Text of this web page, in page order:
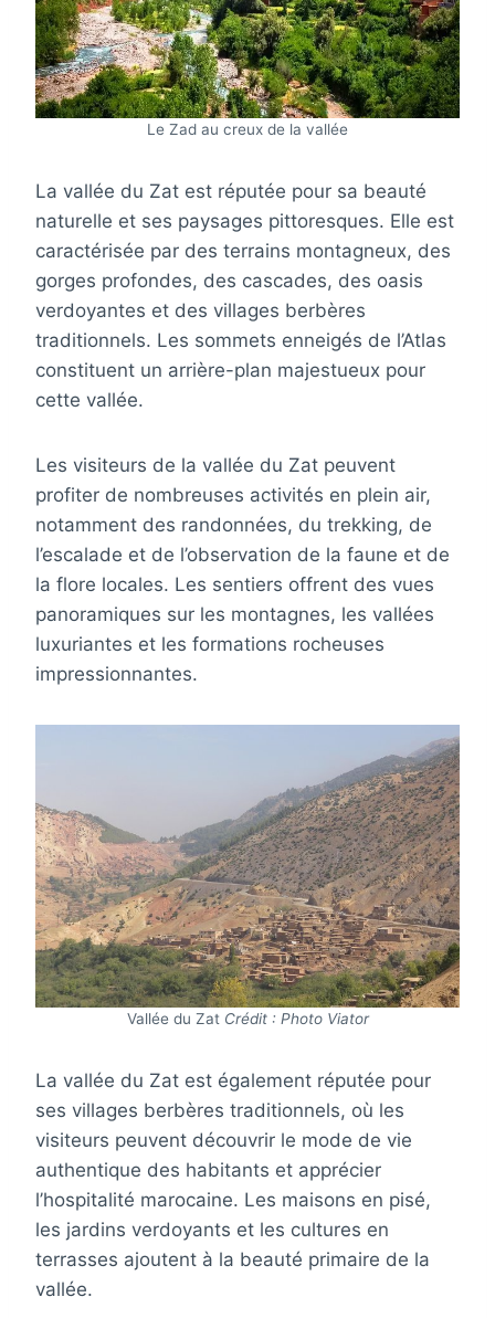
Le Zad au creux de la vallée
La vallée du Zat est réputée pour sa beauté
naturelle et ses paysages pittoresques. Elle est
caractérisée par des terrains montagneux, des
gorges profondes, des cascades, des oasis
verdoyantes et des villages berbères
traditionnels. Les sommets enneigés de l’Atlas
constituent un arrière-plan majestueux pour
cette vallée.
Les visiteurs de la vallée du Zat peuvent
profiter de nombreuses activités en plein air,
notamment des randonnées, du trekking, de
l’escalade et de l’observation de la faune et de
la flore locales. Les sentiers offrent des vues
panoramiques sur les montagnes, les vallées
luxuriantes et les formations rocheuses
impressionnantes.
Vallée du Zat Crédit : Photo Viator
La vallée du Zat est également réputée pour
ses villages berbères traditionnels, où les
visiteurs peuvent découvrir le mode de vie
authentique des habitants et apprécier
l’hospitalité marocaine. Les maisons en pisé,
les jardins verdoyants et les cultures en
terrasses ajoutent à la beauté primaire de la
vallée.